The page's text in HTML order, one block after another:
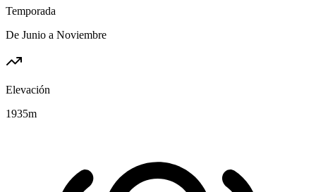
Temporada
De Junio a Noviembre
Elevación
1935m